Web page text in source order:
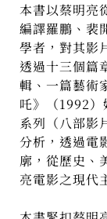
本書以蔡明亮
編譯羅鵬、裴
學者，對其影
透過十三個篇
輯、一篇藝術
吒》（1992）
系列（八部影
分析，透過電
廓，從歷史、
亮電影之現代